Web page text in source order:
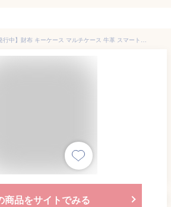
【5%オフクーポン発行中】財布 キーケース マルチケース 牛革 スマートキー 鍵 サイフ ウォレット mieno diva ブランド 小銭入れ カード 革 本革 一体型 キーケース財布 レザー レディース ミニ コンパクト プレゼント チョコ以外 (07000396r)【名入れ 可能】
商品をサイトでみる